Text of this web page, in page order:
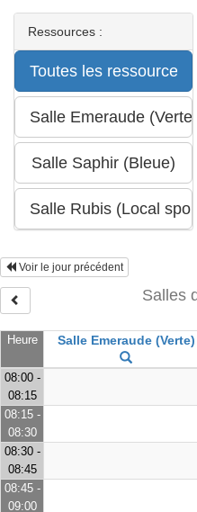
Ressources :
Voir le jour précédent
Salles
Heure Salle Emeraude (Verte)
08:00 -
08:15
08:15 -
08:30
08:30 -
08:45
08:45 -
09:00